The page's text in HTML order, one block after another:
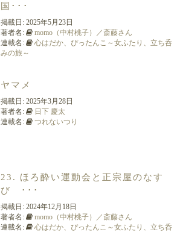
国･･･
掲載日: 2025年5月23日
著者名:
momo（中村桃子）／斎藤さん
連載名:
心はだか、ぴったんこ～女ふたり、立ち呑
みの旅～
ヤマメ
掲載日: 2025年3月28日
著者名:
日下 慶太
連載名:
つれないつり
23. ほろ酔い運動会と正宗屋のなす
び ･･･
掲載日: 2024年12月18日
著者名:
momo（中村桃子）／斎藤さん
連載名:
心はだか、ぴったんこ～女ふたり、立ち呑